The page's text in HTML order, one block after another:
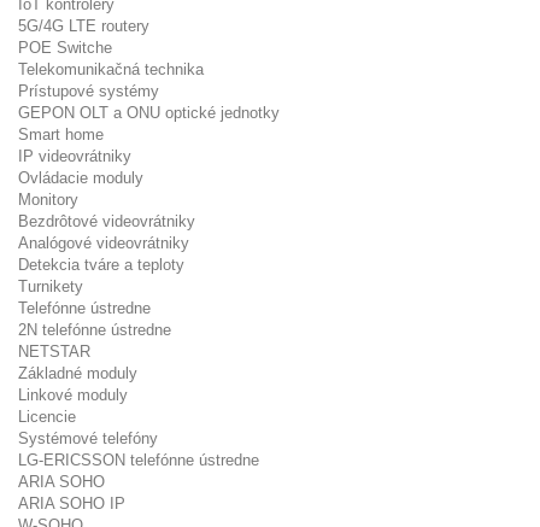
IoT kontroléry
5G/4G LTE routery
POE Switche
Telekomunikačná technika
Prístupové systémy
GEPON OLT a ONU optické jednotky
Smart home
IP videovrátniky
Ovládacie moduly
Monitory
Bezdrôtové videovrátniky
Analógové videovrátniky
Detekcia tváre a teploty
Turnikety
Telefónne ústredne
2N telefónne ústredne
NETSTAR
Základné moduly
Linkové moduly
Licencie
Systémové telefóny
LG-ERICSSON telefónne ústredne
ARIA SOHO
ARIA SOHO IP